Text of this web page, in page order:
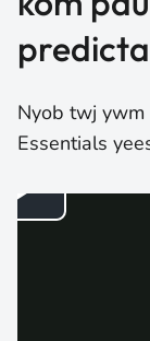
Nyob twj ywm
Essentials